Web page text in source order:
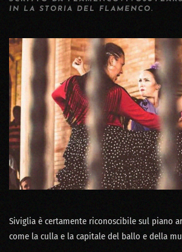
IN LA STORIA DEL FLAMENCO.
Siviglia è certamente riconoscibile sul piano
come la culla e la capitale del ballo e della